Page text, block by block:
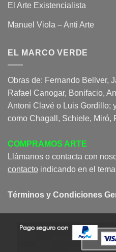
El Arte Existencialista
Manuel Viola – Anti Arte
EL MARCO VERDE
Obras de: Fernando Bellver,
Rafael Canogar, Bonifacio,
Antoni Clavé o Luis Gordillo;
como Chagall, Schiele, Miró,
COMPRAMOS ARTE
Llámanos o contacta con
contacto indicando en el
Términos y Condiciones